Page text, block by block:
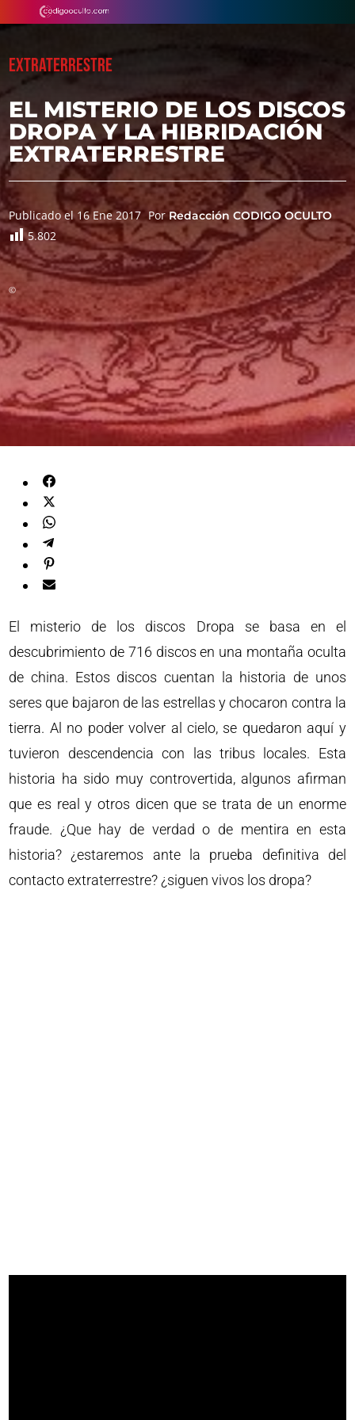
EXTRATERRESTRE
EL MISTERIO DE LOS DISCOS
DROPA Y LA HIBRIDACIÓN
EXTRATERRESTRE
Publicado el 16 Ene 2017 PorRedacción CODIGO OCULTO
5.802
©
El misterio de los discos Dropa se basa en el
descubrimiento de 716 discos en una montaña oculta
de china. Estos discos cuentan la historia de unos
seres que bajaron de las estrellas y chocaron contra la
tierra. Al no poder volver al cielo, se quedaron aquí y
tuvieron descendencia con las tribus locales. Esta
historia ha sido muy controvertida, algunos afirman
que es real y otros dicen que se trata de un enorme
fraude. ¿Que hay de verdad o de mentira en esta
historia? ¿estaremos ante la prueba definitiva del
contacto extraterrestre? ¿siguen vivos los dropa?